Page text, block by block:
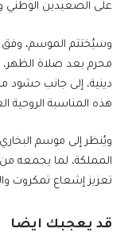
على الصعيدين الوطني
محرم بعد صلاة
دينية، إلى جانب حشود
هذه المناسبة الروحية
ويُنظر إلى موسم
المملكة، لما يجمعه
تعزيز إشعاع تمكروت
قد يعجبك ايضا